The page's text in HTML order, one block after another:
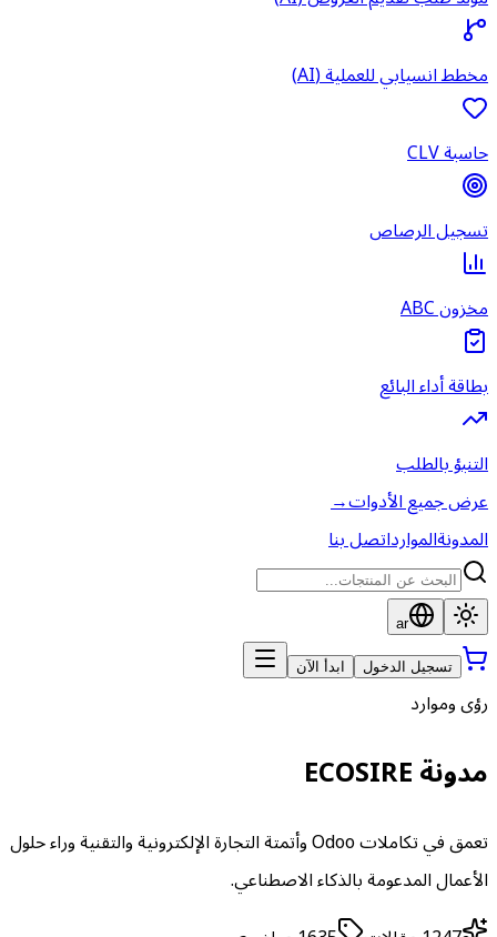
مخطط انسيابي للعملية (AI)
حاسبة CLV
تسجيل الرصاص
مخزون ABC
بطاقة أداء البائع
التنبؤ بالطلب
عرض جميع الأدوات→
المدونةالموارداتصل بنا
ar
تسجيل الدخول ابدأ الآن
رؤى وموارد
مدونة ECOSIRE
تعمق في تكاملات Odoo وأتمتة التجارة الإلكترونية والتقنية وراء حلول
الأعمال المدعومة بالذكاء الاصطناعي.